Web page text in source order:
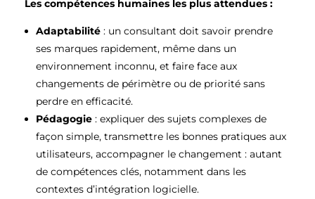
Les compétences humaines les plus attendues :
Adaptabilité : un consultant doit savoir prendre
ses marques rapidement, même dans un
environnement inconnu, et faire face aux
changements de périmètre ou de priorité sans
perdre en efficacité.
Pédagogie : expliquer des sujets complexes de
façon simple, transmettre les bonnes pratiques aux
utilisateurs, accompagner le changement : autant
de compétences clés, notamment dans les
contextes d’intégration logicielle.